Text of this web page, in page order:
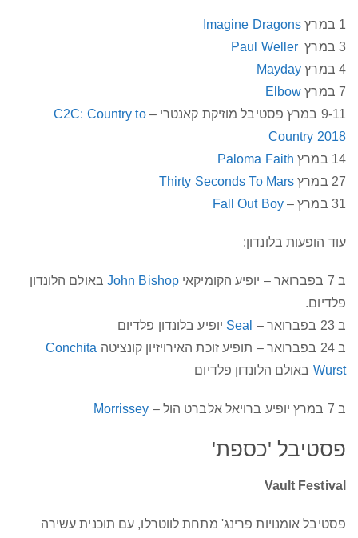
1 במרץ
Imagine Dragons
3 במרץ
4 במרץ
Mayday
7 במרץ
Elbow
9-11 במרץ פסטיבל מוזיקת קאנטרי –
C2C: Country to
Country 2018
14 במרץ
Paloma Faith
27 במרץ
Thirty Seconds To Mars
31 במרץ –
Fall Out Boy
עוד הופעות בלונדון:
ב 7 בפברואר – יופיע הקומיקאי John Bishop באולם הלונדון
פלדיום.
ב 23 בפברואר –
Seal יופיע בלונדון פלדיום
ב 24 בפברואר – תופיע זוכת האירויזיון קונציטה
Conchita
Wurst באולם הלונדון פלדיום
ב 7 במרץ יופיע ברויאל אלברט הול – Morrissey
פסטיבל 'כספת'
Vault Festival
פסטיבל אומנויות פרינג' מתחת לווטרלו, עם תוכנית עשירה